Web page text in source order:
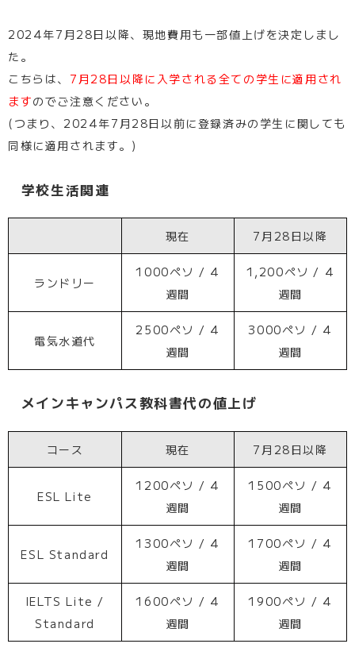
2024年7月28日以降、現地費用も一部値上げを決定しまし
た。
こちらは、 7月28日以降に入学される全ての学生に適用され
ますのでご注意ください。
(つまり、2024年7月28日以前に登録済みの学生に関しても
同様に適用されます。)
学校生活関連
現在 7月28日以降
ランドリー
1000ペソ / 4
週間
1,200ペソ / 4
週間
電気水道代
2500ペソ / 4
週間
3000ペソ / 4
週間
メインキャンパス教科書代の値上げ
コース 現在 7月28日以降
ESL Lite
1200ペソ / 4
週間
1500ペソ / 4
週間
ESL Standard
1300ペソ / 4
週間
1700ペソ / 4
週間
IELTS Lite /
Standard
1600ペソ / 4
週間
1900ペソ / 4
週間